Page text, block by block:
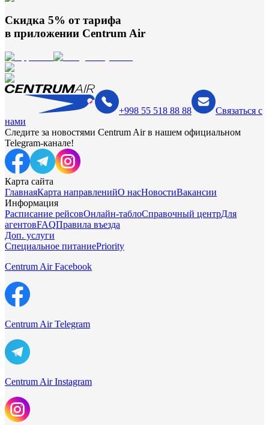
Скидка 5% от тарифа
в приложении Centrum Air
+998 55 518 88 88
Связаться с
нами
Следите за новостями Centrum Air в нашем официальном
Telegram-канале!
Карта сайта
ГлавнаяКарта направленийО насНовостиВакансии
Информация
Расписание рейсовОнлайн-таблоСправочный центрДля
агентовFAQПравила въезда
Доп. услуги
Специальное питаниеPriority
Centrum Air Facebook
Centrum Air Telegram
Centrum Air Instagram